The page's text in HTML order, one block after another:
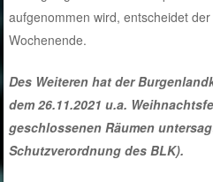
aufgenommen wird, entscheidet
Wochenende.
Des Weiteren hat der
dem 26.11.2021 u.a.
geschlossenen Räumen
Schutzverordnung des BLK).